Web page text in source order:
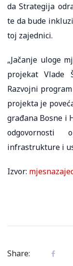
da Strategija
te da bude
toj zajednici.
„Jačanje uloge
projekat Vlade
Razvojni
projekta je
građana Bosne i
odgovornosti
infrastrukture i
Izvor:
Share: